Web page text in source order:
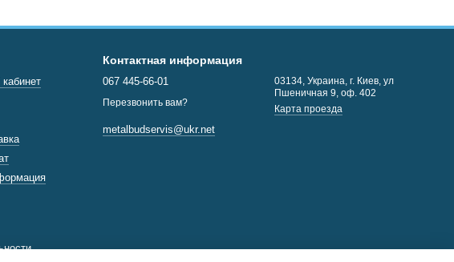
Контактная информация
067 445-66-01
Перезвонить вам?
metalbudservis@ukr.net
03134, Украина, г. Киев, ул
Пшеничная 9, оф. 402
Карта проезда